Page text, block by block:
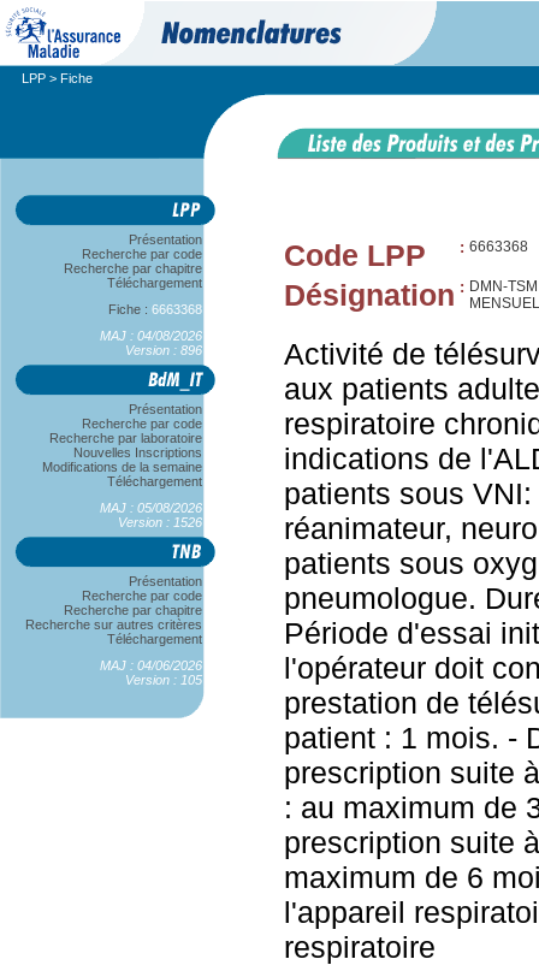
LPP > Fiche
Présentation
Recherche par code
Recherche par chapitre
Téléchargement
Fiche : 6663368
MAJ : 04/08/2026
Version : 896
Présentation
Recherche par code
Recherche par laboratoire
Nouvelles Inscriptions
Modifications de la semaine
Téléchargement
MAJ : 05/08/2026
Version : 1526
Présentation
Recherche par code
Recherche par chapitre
Recherche sur autres critères
Téléchargement
MAJ : 04/06/2026
Version : 105
Code LPP : 6663368
Désignation : DMN-
Activité de
aux patients
respiratoire
indications de
patients sous
réanimateur,
patients sous
pneumologue.
Période d'essai
l'opérateur doit
prestation de
patient : 1 mois. -
prescription suite
: au maximum de
prescription suite
maximum de 6
l'appareil
respiratoire